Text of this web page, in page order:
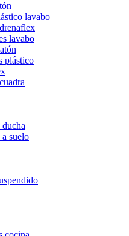
lavabo
lavabo
plástico
suelo